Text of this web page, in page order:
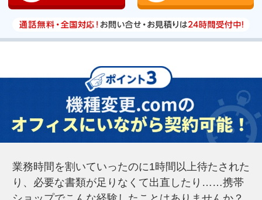
業務時間を割いていったのに1時間以上待たされた
り、必要な書類が足りなくて出直したり……携帯